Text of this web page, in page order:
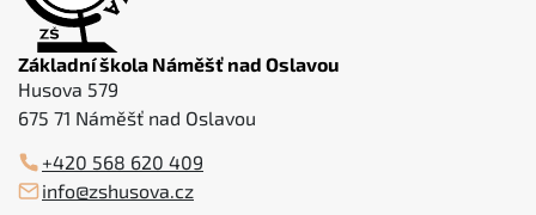
Základní škola Náměšť nad Oslavou
Husova 579
675 71 Náměšť nad Oslavou
+420 568 620 409
info@zshusova.cz